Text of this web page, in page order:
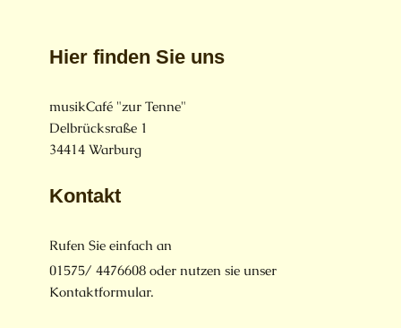
Hier finden Sie uns
musikCafé "zur Tenne"
Delbrücksraße 1
34414 Warburg
Kontakt
Rufen Sie einfach an
01575/ 4476608 oder nutzen sie unser
Kontaktformular.